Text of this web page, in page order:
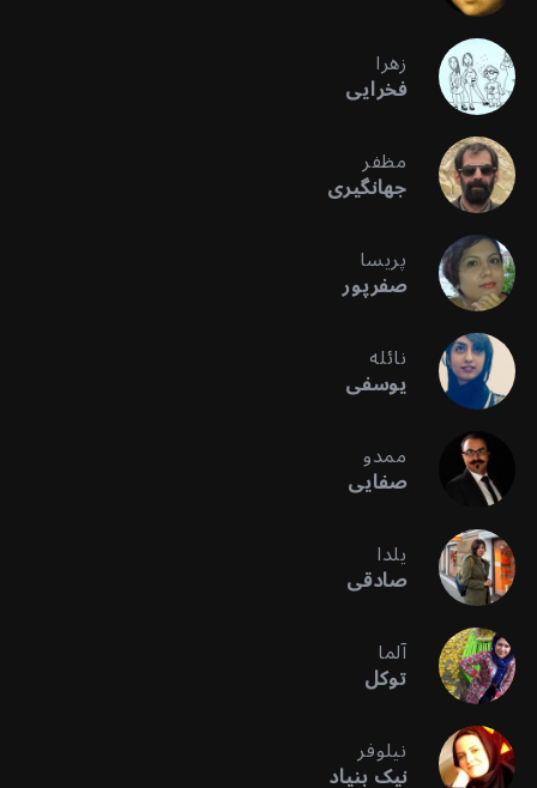
زهرا
فخرایی
مظفر
جهانگیری
پریسا
صفرپور
نائله
یوسفی
ممدو
صفایی
یلدا
صادقی
آلما
توکل
نیلوفر
نیک بنیاد